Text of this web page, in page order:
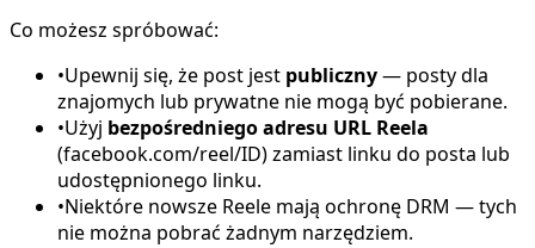
Co możesz spróbować:
•Upewnij się, że post jest publiczny— posty dla
znajomych lub prywatne nie mogą być pobierane.
•Użyj bezpośredniego adresu URL Reela
(facebook.com/reel/ID) zamiast linku do posta lub
udostępnionego linku.
•Niektóre nowsze Reele mają ochronę DRM — tych
nie można pobrać żadnym narzędziem.